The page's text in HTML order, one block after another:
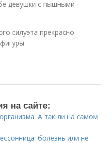
девушки с пышными
силуэта прекрасно
на сайте:
А так ли на самом
болезнь или не